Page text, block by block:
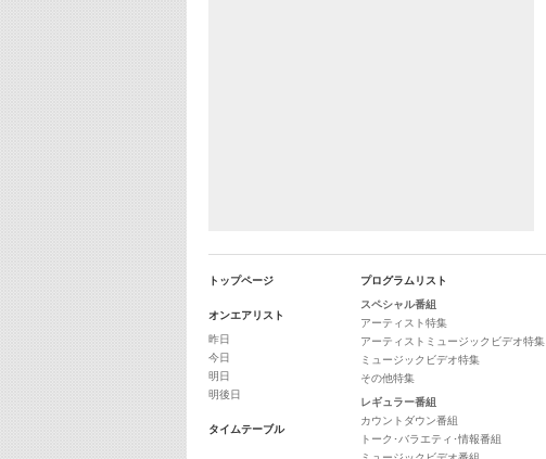
トップページ
オンエアリスト
昨日
今日
明日
明後日
タイムテーブル
プログラムリスト
スペシャル番組
アーティスト特集
アーティストミュージックビデオ特集
ミュージックビデオ特集
その他特集
レギュラー番組
カウントダウン番組
トーク･バラエティ･情報番組